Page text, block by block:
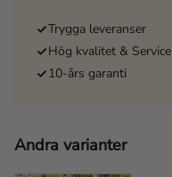
Trygga leveranser
Hög kvalitet & Service
10-års garanti
Andra varianter